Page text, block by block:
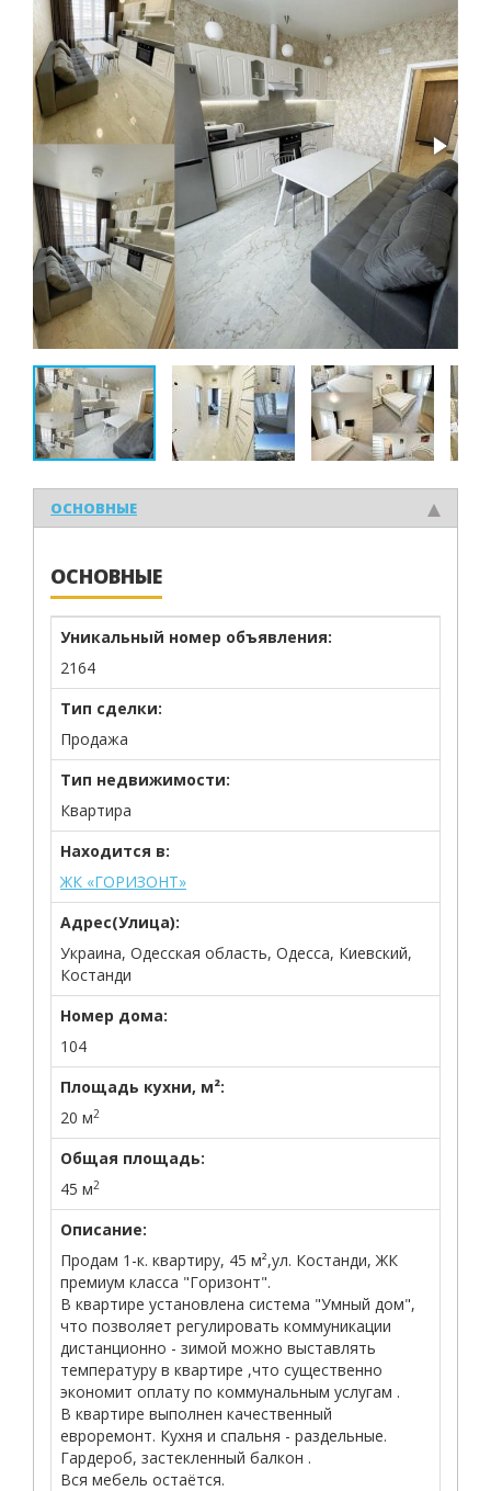
ОСНОВНЫЕ
ОСНОВНЫЕ
Уникальный номер объявления:
2164
Тип сделки:
Продажа
Тип недвижимости:
Квартира
Находится в:
ЖК «ГОРИЗОНТ»
Адрес(Улица):
Украина, Одесская область, Одесса, Киевский,
Костанди
Номер дома:
104
Площадь кухни, м²:
20 м2
Общая площадь:
45 м2
Описание:
Продам 1-к. квартиру, 45 м²,ул. Костанди, ЖК
премиум класса "Горизонт".
В квартире установлена система "Умный дом",
что позволяет регулировать коммуникации
дистанционно - зимой можно выставлять
температуру в квартире ,что существенно
экономит оплату по коммунальным услугам .
В квартире выполнен качественный
евроремонт. Кухня и спальня - раздельные.
Гардероб, застекленный балкон .
Вся мебель остаётся.